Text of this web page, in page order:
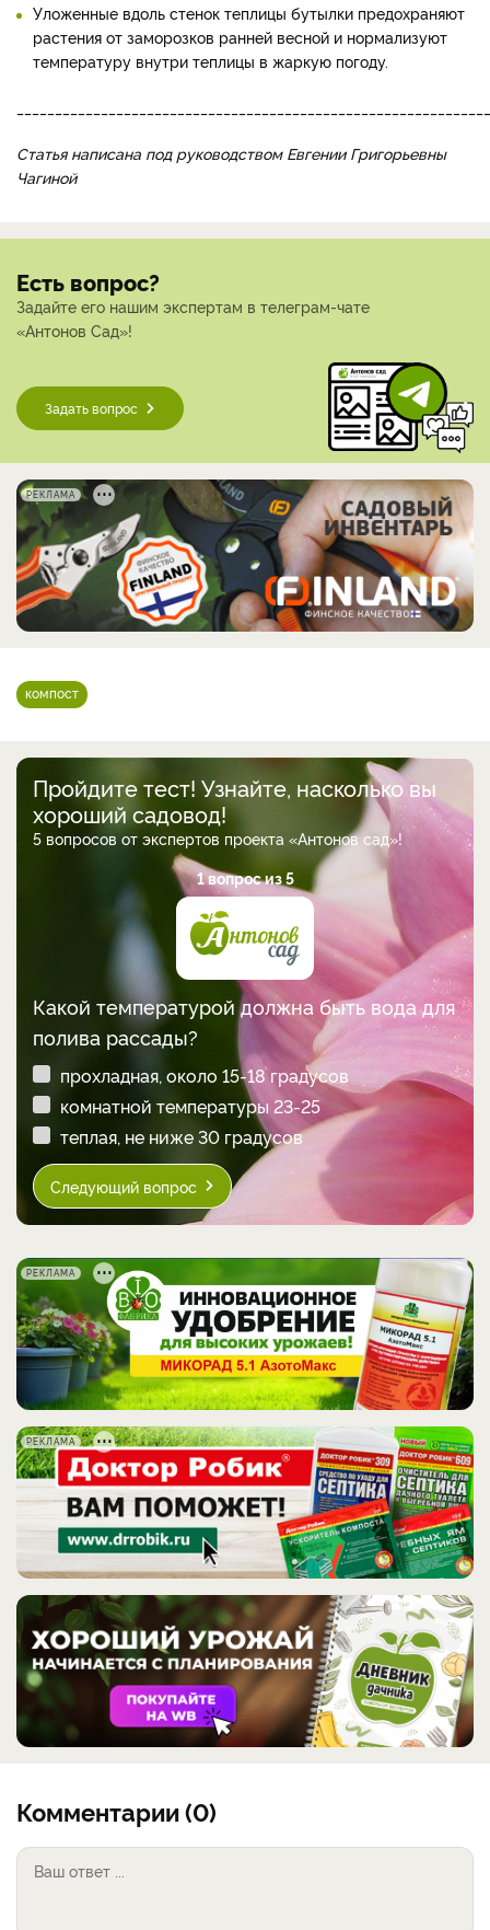
Уложенные вдоль стенок теплицы бутылки предохраняют
растения от заморозков ранней весной и нормализуют
температуру внутри теплицы в жаркую погоду.
Статья написана под руководством Евгении Григорьевны
Чагиной
Есть вопрос?
Задайте его нашим экспертам в телеграм-чате
«Антонов Сад»!
Задать вопрос
РЕКЛАМА
компост
Пройдите тест! Узнайте, насколько вы
хороший садовод!
5 вопросов от экспертов проекта «Антонов сад»!
1 вопрос из 5
Какой температурой должна быть вода для
полива рассады?
прохладная, около 15-18 градусов
комнатной температуры 23-25
теплая, не ниже 30 градусов
Следующий вопрос
РЕКЛАМА
РЕКЛАМА
Комментарии (0)